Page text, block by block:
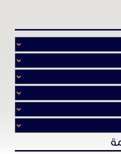
للربط بين البائع
لجميـع السلــع
أرادوا وحيثـمـا كانـوا